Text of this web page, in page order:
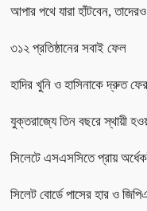
আপার পথে যারা হাঁটবেন,
৩১২ প্রতিষ্ঠানের সবাই ফেল
হাদির খুনি ও হাসিনাকে দ্রুত
যুক্তরাজ্যে তিন বছরে স্থায়ী
সিলেটে এসএসসিতে প্রায়
সিলেট বোর্ডে পাসের হার ও